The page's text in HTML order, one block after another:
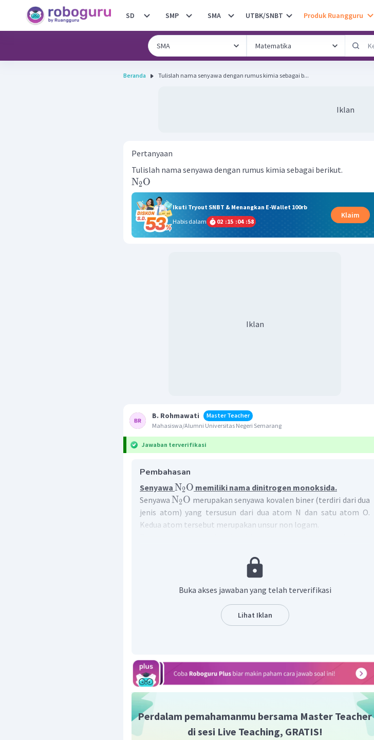
SD SMP SMA UTBK/SNBT Produk Ruangguru
Beranda Tulislah nama senyawa dengan rumus kimia sebagai b...
Iklan
Pertanyaan
Tulislah nama senyawa dengan rumus kimia sebagai berikut.
N2O
Ikuti Tryout SNBT & Menangkan E-Wallet 100rb
Habis dalam
02 :15 :04 :58
Klaim
Iklan
B. Rohmawati
Master Teacher
Mahasiswa/Alumni Universitas Negeri Semarang
Jawaban terverifikasi
Pembahasan
Senyawa N2O memiliki nama dinitrogen monoksida.
SenyawaN2O merupakan senyawa kovalen biner (terdiri dari dua
jenis atom) yang tersusun dari dua atom N dan satu atom O.
Kedua atom tersebut merupakan unsur non logam.
menggunakan awalan Yunani: mono- = 1; di- = 2; tri- = 3; tetra- =
4; penta- = 5; heksa- = 6; hepta- = 7; okta- = 8; nona- = 9; deka- =
unsur + jumlah unsur kedua + nama unsur berakhiran
N memiliki jumlah atom dua dinamakan
Buka akses jawaban yang telah terverifikasi
Lihat Iklan
Perdalam pemahamanmu bersama Master Teacher
di sesi Live Teaching, GRATIS!